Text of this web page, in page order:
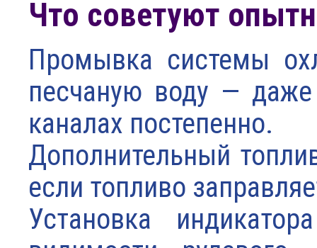
Что советуют
Промывка системы
песчаную воду —
каналах постепенно.
Дополнительный
если топливо
Установка